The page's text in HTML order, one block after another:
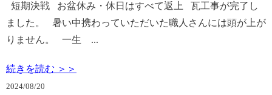
短期決戦 お盆休み・休日はすべて返上 瓦工事が完了し
ました。 暑い中携わっていただいた職人さんには頭が上が
りません。 一生 ...
続きを読む ＞＞
2024/08/20